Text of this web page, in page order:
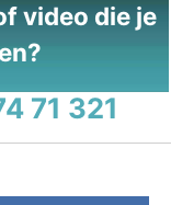
video die je
71 321